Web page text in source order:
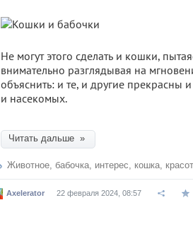
Не могут этого сделать и кошки,
внимательно разглядывая на
объяснить: и те, и другие прекрасны
и насекомых.
Читать дальше »
Животное, бабочка, интерес, кошка,
Axelerator 22 февраля 2024, 08:57